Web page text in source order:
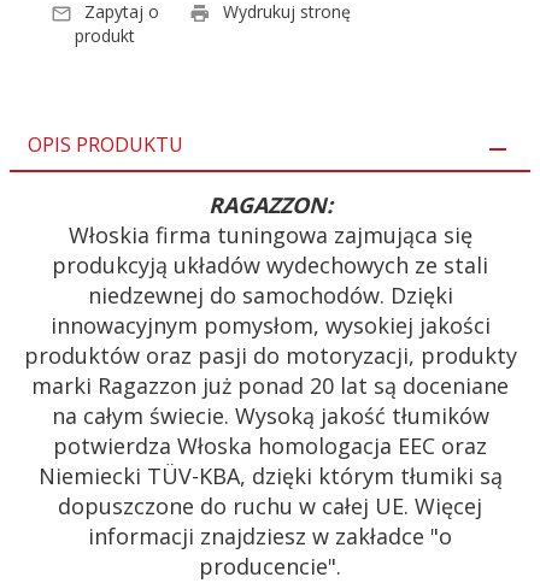
Zapytaj o
produkt
Wydrukuj stronę
OPIS PRODUKTU
RAGAZZON:
Włoskia firma tuningowa zajmująca się
produkcyją układów wydechowych ze stali
niedzewnej do samochodów. Dzięki
innowacyjnym pomysłom, wysokiej jakości
produktów oraz pasji do motoryzacji, produkty
marki Ragazzon już ponad 20 lat są doceniane
na całym świecie. Wysoką jakość tłumików
potwierdza Włoska homologacja EEC oraz
Niemiecki TÜV-KBA, dzięki którym tłumiki są
dopuszczone do ruchu w całej UE. Więcej
informacji znajdziesz w zakładce "o
producencie".